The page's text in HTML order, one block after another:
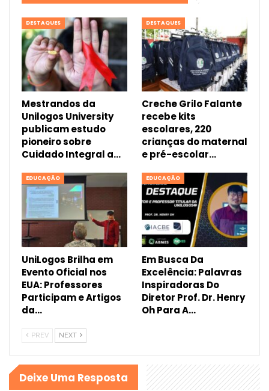
DESTAQUES
Mestrandos da
Unilogos University
publicam estudo
pioneiro sobre
Cuidado Integral a…
DESTAQUES
Creche Grilo Falante
recebe kits
escolares, 220
crianças do maternal
e pré-escolar…
EDUCAÇÃO
UniLogos Brilha em
Evento Oficial nos
EUA: Professores
Participam e Artigos
da…
EDUCAÇÃO
Em Busca Da
Excelência: Palavras
Inspiradoras Do
Diretor Prof. Dr. Henry
Oh Para A…
PREV NEXT
Deixe Uma Resposta